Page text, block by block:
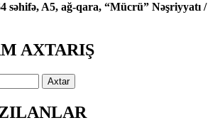
səhifə, A5, ağ-qara, “Mücrü” Nəşriyyatı /
AXTARIŞ